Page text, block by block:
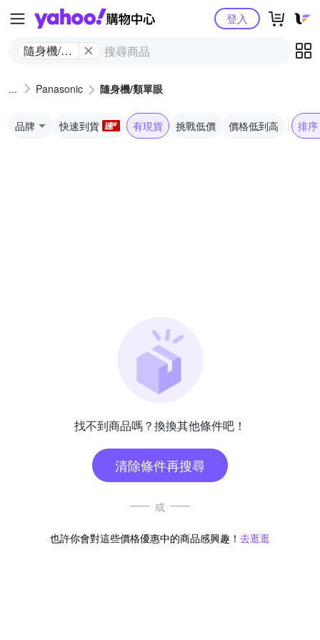
Yahoo購物中心
隨身機/類
登入
Panasonic 隨身機/類單眼
品牌 快速到貨 有現貨 挑戰低價 價格低到高 排序
找不到商品嗎？換換其他條件吧！
清除條件再搜尋
或
也許你會對這些價格優惠中的商品感興趣！ 去逛逛